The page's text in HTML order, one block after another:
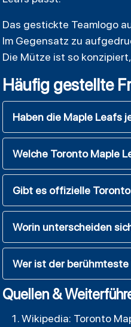
Das gestickte Teamlogo
Im Gegensatz zu
Die Mütze ist so
Häufig gestellte
Haben die Maple Leafs
Welche Toronto Maple
Gibt es offizielle
Worin unterscheiden
Wer ist der
Quellen &
Wikipedia: Toronto